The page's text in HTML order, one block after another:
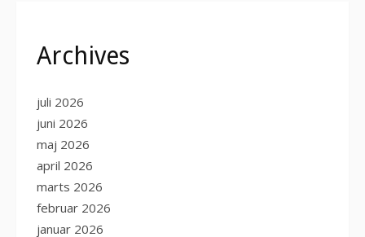
Archives
juli 2026
juni 2026
maj 2026
april 2026
marts 2026
februar 2026
januar 2026